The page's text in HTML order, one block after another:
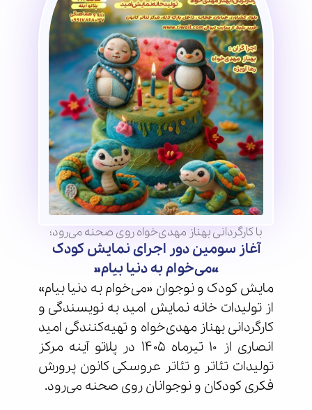
با کارگردانی بهناز مهدی‌خواه روی صحنه می‌رود؛
آغاز سومین دور اجرای نمایش کودک
«می‌خوام به دنیا بیام»
مایش کودک و نوجوان «می‌خوام به دنیا بیام»
از تولیدات خانه نمایش امید به نویسندگی و
کارگردانی بهناز مهدی‌خواه و تهیه‌کنندگی امید
انصاری از ۱۰ تیرماه ۱۴۰۵ در پلاتو آینه مرکز
تولیدات تئاتر و تئاتر عروسکی کانون پرورش
فکری کودکان و نوجوانان روی صحنه می‌رود.